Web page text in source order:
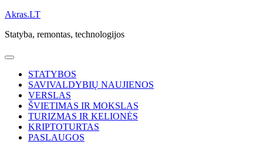
Skip
content
Akras.LT
Statyba, remontas, technologijos
STATYBOS
SAVIVALDYBIŲ NAUJIENOS
VERSLAS
ŠVIETIMAS IR MOKSLAS
TURIZMAS IR KELIONĖS
KRIPTOTURTAS
PASLAUGOS